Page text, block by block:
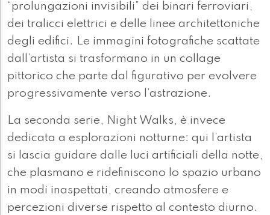
“prolungazioni invisibili” dei binari ferroviari,
dei tralicci elettrici e delle linee architettoniche
degli edifici. Le immagini fotografiche scattate
dall’artista si trasformano in un collage
pittorico che parte dal figurativo per evolvere
progressivamente verso l’astrazione.
La seconda serie, Night Walks, è invece
dedicata a esplorazioni notturne: qui l’artista
si lascia guidare dalle luci artificiali della notte,
che plasmano e ridefiniscono lo spazio urbano
in modi inaspettati, creando atmosfere e
percezioni diverse rispetto al contesto diurno.